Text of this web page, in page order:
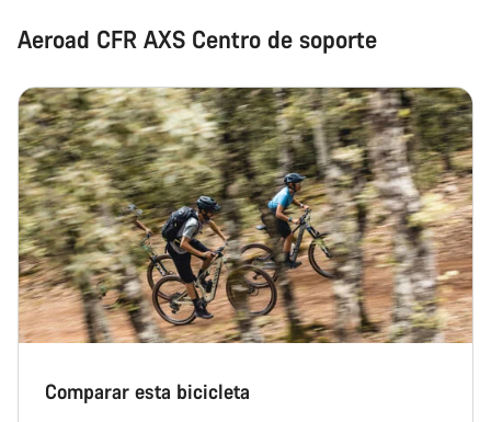
Aeroad CFR AXS Centro de soporte
Comparar esta bicicleta